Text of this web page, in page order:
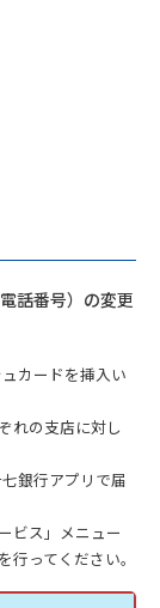
話番号）の変更
カードを挿入い
れの支店に対し
銀行アプリで届
ビス」メニュー
ってください。